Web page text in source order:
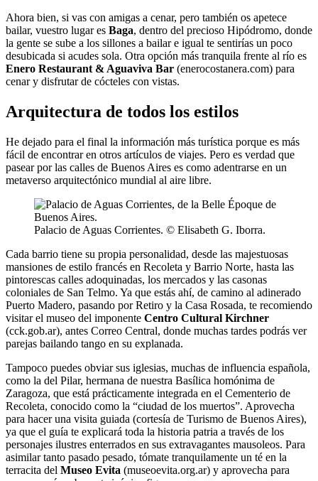
Ahora bien, si vas con amigas a cenar, pero también os apetece
bailar, vuestro lugar es Baga, dentro del precioso Hipódromo, donde
la gente se sube a los sillones a bailar e igual te sentirías un poco
desubicada si acudes sola. Otra opción más tranquila frente al río es
Enero Restaurant & Aguaviva Bar (enerocostanera.com) para
cenar y disfrutar de cócteles con vistas.
Arquitectura de todos los estilos
He dejado para el final la información más turística porque es más
fácil de encontrar en otros artículos de viajes. Pero es verdad que
pasear por las calles de Buenos Aires es como adentrarse en un
metaverso arquitectónico mundial al aire libre.
Palacio de Aguas Corrientes. © Elisabeth G. Iborra.
Cada barrio tiene su propia personalidad, desde las majestuosas
mansiones de estilo francés en Recoleta y Barrio Norte, hasta las
pintorescas calles adoquinadas, los mercados y las casonas
coloniales de San Telmo. Ya que estás ahí, de camino al adinerado
Puerto Madero, pasando por Retiro y la Casa Rosada, te recomiendo
visitar el museo del imponente Centro Cultural Kirchner
(cck.gob.ar), antes Correo Central, donde muchas tardes podrás ver
parejas bailando tango en su explanada.
Tampoco puedes obviar sus iglesias, muchas de influencia española,
como la del Pilar, hermana de nuestra Basílica homónima de
Zaragoza, que está prácticamente integrada en el Cementerio de
Recoleta, conocido como la “ciudad de los muertos”. Aprovecha
para hacer una visita guiada (cortesía de Turismo de Buenos Aires),
ya que el guía te explicará toda la historia patria a través de los
personajes ilustres enterrados en sus extravagantes mausoleos. Para
asimilar tanto pasado pesado, tómate tranquilamente un té en la
terracita del Museo Evita (museoevita.org.ar) y aprovecha para